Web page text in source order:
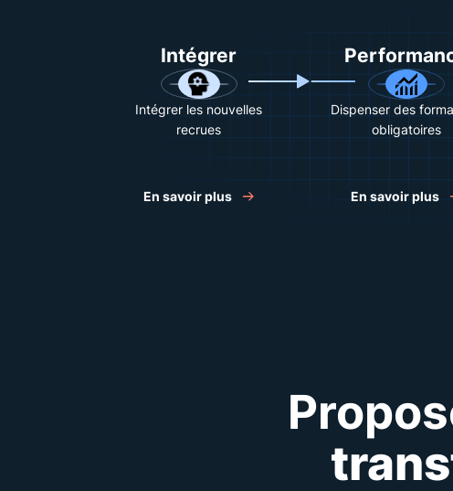
Intégrer
Intégrer les nouvelles
recrues
En savoir plus
Dispenser des
obligatoires
En savoir plus